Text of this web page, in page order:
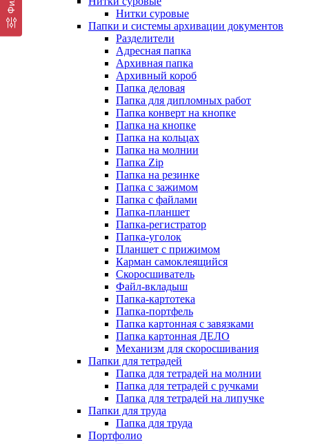
Нитки суровые
Папки и системы архивации документов
Разделители
Адресная папка
Архивная папка
Архивный короб
Папка деловая
Папка для дипломных работ
Папка конверт на кнопке
Папка на кнопке
Папка на кольцах
Папка на молнии
Папка Zip
Папка на резинке
Папка с зажимом
Папка с файлами
Папка-планшет
Папка-регистратор
Папка-уголок
Планшет с прижимом
Карман самоклеящийся
Скоросшиватель
Файл-вкладыш
Папка-картотека
Папка-портфель
Папка картонная с завязками
Папка картонная ДЕЛО
Механизм для скоросшивания
Папки для тетрадей
Папка для тетрадей на молнии
Папка для тетрадей с ручками
Папка для тетрадей на липучке
Папки для труда
Папка для труда
Портфолио